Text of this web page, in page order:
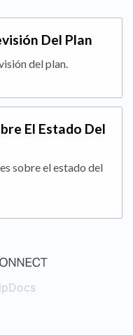
Del Plan
del plan.
El Estado Del
sobre el estado del
(opens in a